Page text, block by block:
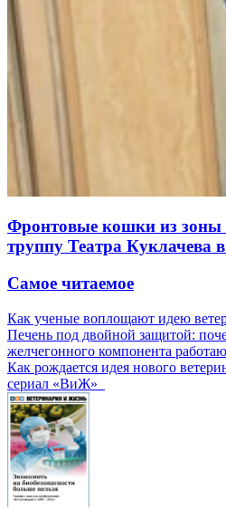
Фронтовые кошки из
труппу Театра Куклачева
Самое читаемое
Как ученые воплощают идею
Печень под двойной защитой:
желчегонного компонента
Как рождается идея нового
сериал «ВиЖ»